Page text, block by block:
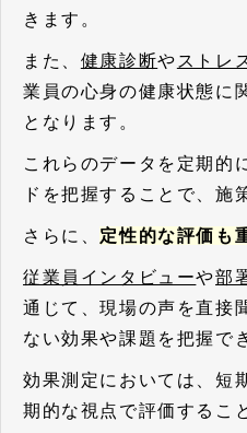
きます。
また、 健康診断や ストレ
業員の心身の健康状態に
となります。
これらのデータを定期的
ドを把握することで、施
さらに、 定性的な評価も
従業員インタビューや部
通じて、現場の声を直接
ない効果や課題を把握で
効果測定においては、短
期的な視点で評価するこ